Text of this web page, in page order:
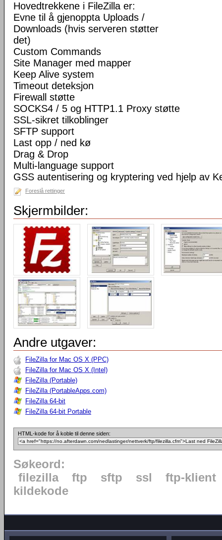
Hovedtrekkene i FileZilla er:
Evne til å gjenoppta Uploads /
Downloads (hvis serveren støtter
det)
Custom Commands
Site Manager med mapper
Keep Alive system
Timeout deteksjon
Firewall støtte
SOCKS4 / 5 og HTTP1.1 Proxy støtte
SSL-sikret tilkoblinger
SFTP support
Last opp / ned kø
Drag & Drop
Multi-language support
GSS autentisering og kryptering ved hjelp av
Foreslå rettinger
Skjermbilder:
Andre utgaver:
FileZilla for Mac OS X (PPC)
FileZilla for Mac OS X (Intel)
FileZilla (Portable)
FileZilla (PortableApps.com)
FileZilla 64-bit
FileZilla 64-bit Portable
HTML-kode for å koble til denne siden:
Søkeord:
filezilla
ftp sftp ssl
ftp-klient
kildekode